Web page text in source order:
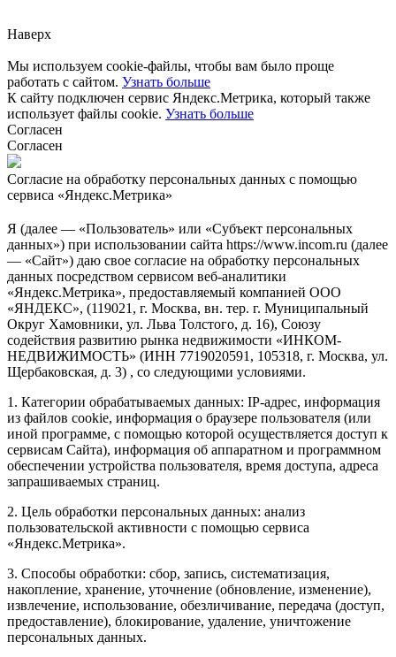
Наверх
Мы используем cookie-файлы, чтобы вам было проще
работать с сайтом. Узнать больше
К сайту подключен сервис Яндекс.Метрика, который также
использует файлы cookie. Узнать больше
Согласен
Согласен
Согласие на обработку персональных данных с помощью
сервиса «Яндекс.Метрика»
Я (далее — «Пользователь» или «Субъект персональных
данных») при использовании сайта https://www.incom.ru (далее
— «Сайт») даю свое согласие на обработку персональных
данных посредством сервисом веб-аналитики
«Яндекс.Метрика», предоставляемый компанией ООО
«ЯНДЕКС», (119021, г. Москва, вн. тер. г. Муниципальный
Округ Хамовники, ул. Льва Толстого, д. 16), Союзу
содействия развитию рынка недвижимости «ИНКОМ-
НЕДВИЖИМОСТЬ» (ИНН 7719020591, 105318, г. Москва, ул.
Щербаковская, д. 3) , со следующими условиями.
1. Категории обрабатываемых данных: IP-адрес, информация
из файлов cookie, информация о браузере пользователя (или
иной программе, с помощью которой осуществляется доступ к
сервисам Сайта), информация об аппаратном и программном
обеспечении устройства пользователя, время доступа, адреса
запрашиваемых страниц.
2. Цель обработки персональных данных: анализ
пользовательской активности с помощью сервиса
«Яндекс.Метрика».
3. Способы обработки: сбор, запись, систематизация,
накопление, хранение, уточнение (обновление, изменение),
извлечение, использование, обезличивание, передача (доступ,
предоставление), блокирование, удаление, уничтожение
персональных данных.